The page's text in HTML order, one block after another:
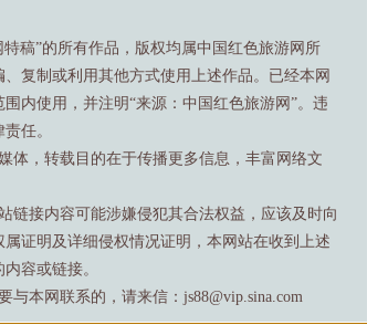
稿”的所有作品，版权均属中国红色旅游网所
复制或利用其他方式使用上述作品。已经本网
内使用，并注明“来源：中国红色旅游网”。违
任。
体，转载目的在于传播更多信息，丰富网络文
链接内容可能涉嫌侵犯其合法权益，应该及时向
证明及详细侵权情况证明，本网站在收到上述
容或链接。
本网联系的，请来信：js88@vip.sina.com